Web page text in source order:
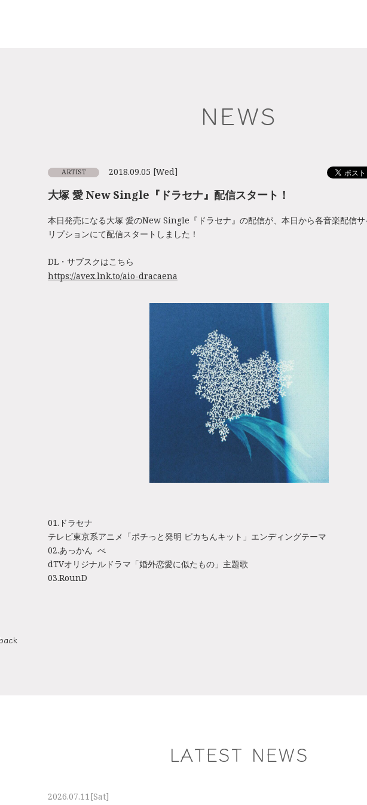
NEWS
2018.09.05 [Wed]
ARTIST
大塚 愛 New Single『ドラセナ』配信スタート！
本日発売になる大塚 愛のNew Single『ドラセナ』の配信が、本日から各音楽配信サ
リプションにて配信スタートしました！
DL・サブスクはこちら
https://avex.lnk.to/aio-dracaena
01.ドラセナ
テレビ東京系アニメ「ポチっと発明 ピカちんキット」エンディングテーマ
02.あっかん べ
dTVオリジナルドラマ「婚外恋愛に似たもの」主題歌
03.RounD
back
LATEST NEWS
2026.07.11[Sat]